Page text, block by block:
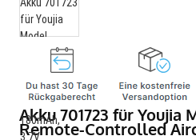
Akku 701723 für Youjia
Remote-Controlled